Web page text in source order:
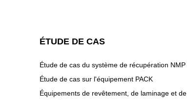
ÉTUDE DE CAS
Étude de cas du système de récupération NMP
Étude de cas sur l'équipement PACK
Équipements de revêtement, de laminage et de